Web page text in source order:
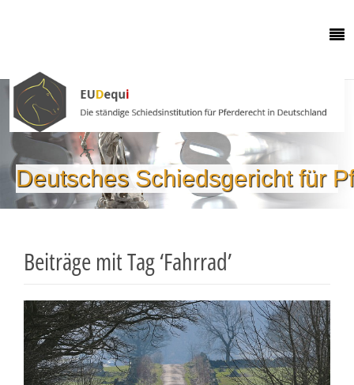
Deutsches Schiedsgericht für
Beiträge mit Tag ‘Fahrrad’